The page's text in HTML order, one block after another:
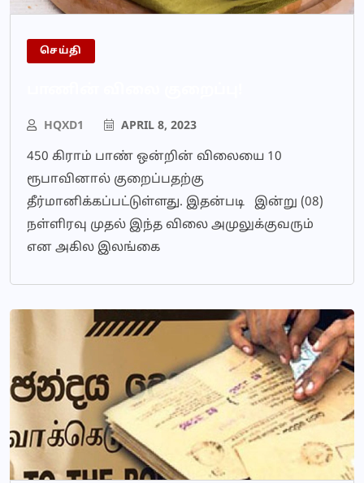
செய்தி
HQXD1 APRIL 8, 2023
450 கிராம் பாண் ஒன்றின் விலையை 10
ரூபாவினால் குறைப்பதற்கு
தீர்மானிக்கப்பட்டுள்ளது. இதன்படி இன்று (08)
நள்ளிரவு முதல் இந்த விலை அமுலுக்குவரும்
என அகில இலங்கை